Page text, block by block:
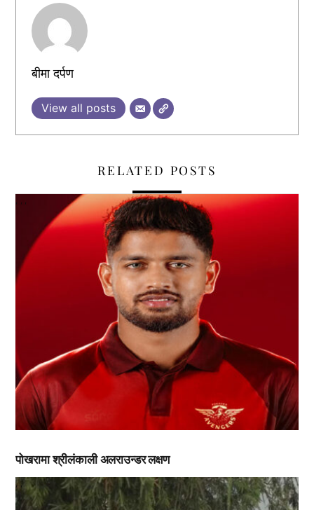
बीमा दर्पण
View all posts
RELATED POSTS
पोखरामा श्रीलंकाली अलराउन्डर लक्षण
, ,